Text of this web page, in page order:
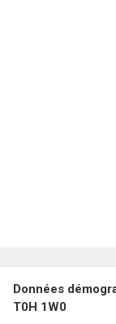
Données
T0H 1W0